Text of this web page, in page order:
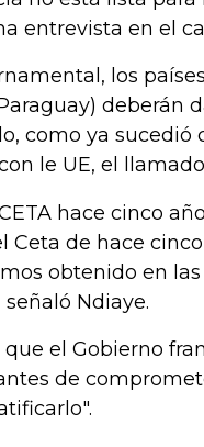
entrevista en el
los
deberán
como ya sucedió
le UE, el
hace cinco
Ceta de hace
obtenido en las
Ndiaye.
el Gobierno
de